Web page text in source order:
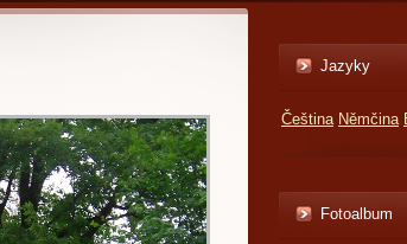
Jazyky
Čeština Němčina
Fotoalbum